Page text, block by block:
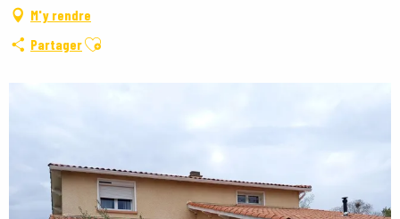
M'y rendre
PartagerAjouter aux favoris